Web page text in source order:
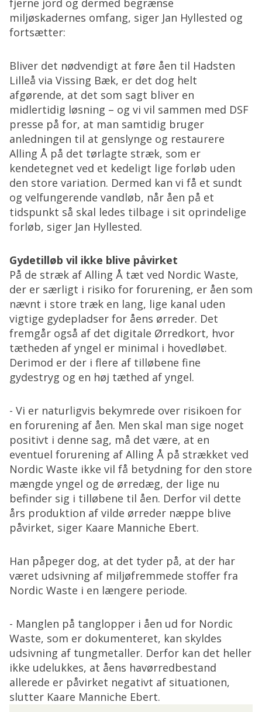
fjerne jord og dermed begrænse
miljøskadernes omfang, siger Jan Hyllested og
fortsætter:
Bliver det nødvendigt at føre åen til Hadsten
Lilleå via Vissing Bæk, er det dog helt
afgørende, at det som sagt bliver en
midlertidig løsning – og vi vil sammen med DSF
presse på for, at man samtidig bruger
anledningen til at genslynge og restaurere
Alling Å på det tørlagte stræk, som er
kendetegnet ved et kedeligt lige forløb uden
den store variation. Dermed kan vi få et sundt
og velfungerende vandløb, når åen på et
tidspunkt så skal ledes tilbage i sit oprindelige
forløb, siger Jan Hyllested.
Gydetilløb vil ikke blive påvirket
På de stræk af Alling Å tæt ved Nordic Waste,
der er særligt i risiko for forurening, er åen som
nævnt i store træk en lang, lige kanal uden
vigtige gydepladser for åens ørreder. Det
fremgår også af det digitale Ørredkort, hvor
tætheden af yngel er minimal i hovedløbet.
Derimod er der i flere af tilløbene fine
gydestryg og en høj tæthed af yngel.
- Vi er naturligvis bekymrede over risikoen for
en forurening af åen. Men skal man sige noget
positivt i denne sag, må det være, at en
eventuel forurening af Alling Å på strækket ved
Nordic Waste ikke vil få betydning for den store
mængde yngel og de ørredæg, der lige nu
befinder sig i tilløbene til åen. Derfor vil dette
års produktion af vilde ørreder næppe blive
påvirket, siger Kaare Manniche Ebert.
Han påpeger dog, at det tyder på, at der har
været udsivning af miljøfremmede stoffer fra
Nordic Waste i en længere periode.
- Manglen på tanglopper i åen ud for Nordic
Waste, som er dokumenteret, kan skyldes
udsivning af tungmetaller. Derfor kan det heller
ikke udelukkes, at åens havørredbestand
allerede er påvirket negativt af situationen,
slutter Kaare Manniche Ebert.